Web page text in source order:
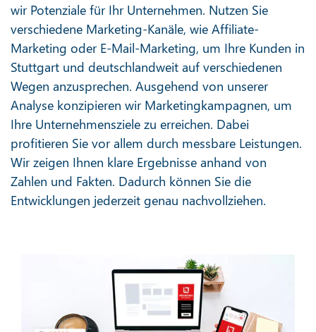
wir Potenziale für Ihr Unternehmen. Nutzen Sie
verschiedene Marketing-Kanäle, wie Affiliate-
Marketing oder E-Mail-Marketing, um Ihre Kunden in
Stuttgart und deutschlandweit auf verschiedenen
Wegen anzusprechen. Ausgehend von unserer
Analyse konzipieren wir Marketingkampagnen, um
Ihre Unternehmensziele zu erreichen. Dabei
profitieren Sie vor allem durch messbare Leistungen.
Wir zeigen Ihnen klare Ergebnisse anhand von
Zahlen und Fakten. Dadurch können Sie die
Entwicklungen jederzeit genau nachvollziehen.